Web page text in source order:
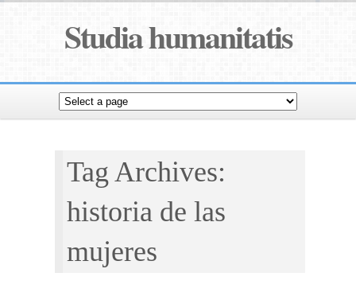
Studia humanitatis
Tag Archives:
historia de las
mujeres